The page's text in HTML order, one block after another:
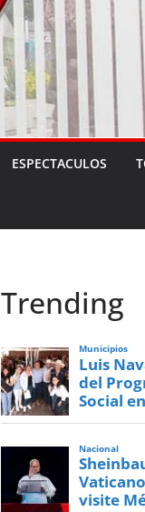
ESPECTACULOS
Trending
Municipios
Luis
del
Social
Nacional
visite